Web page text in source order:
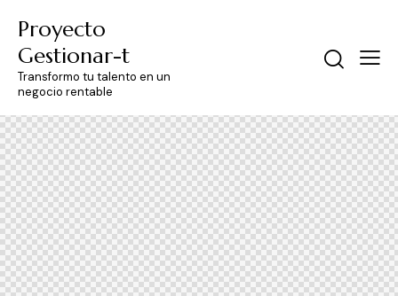
Proyecto
Gestionar-t
Transformo tu talento en un
negocio rentable